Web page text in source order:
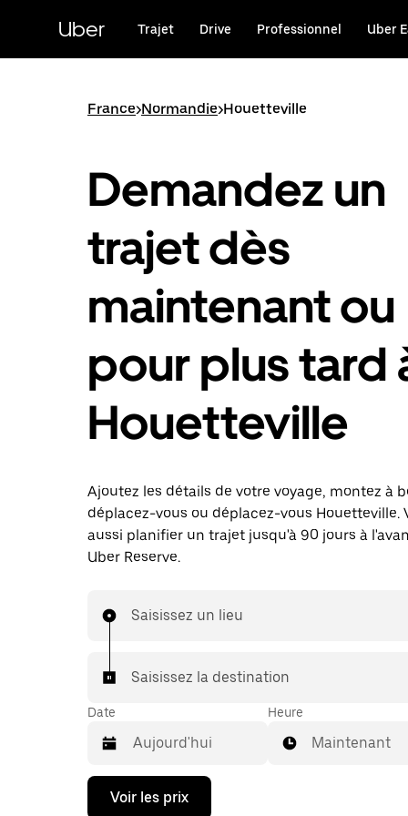
principal
Uber Trajet Drive Professionnel Uber
France>Normandie>Houetteville
Demandez un
trajet dès
maintenant ou
pour plus tard
Houetteville
Ajoutez les détails de votre voyage, montez à
déplacez-vous ou déplacez-vous Houetteville.
aussi planifier un trajet jusqu'à 90 jours à
Uber Reserve.
Saisissez un lieu
Saisissez la destination
Date
Appuyez
Heure
Maintenant
Voir les prix